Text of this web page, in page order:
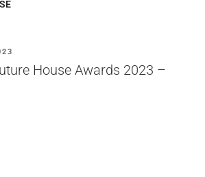
House Awards 2023 –